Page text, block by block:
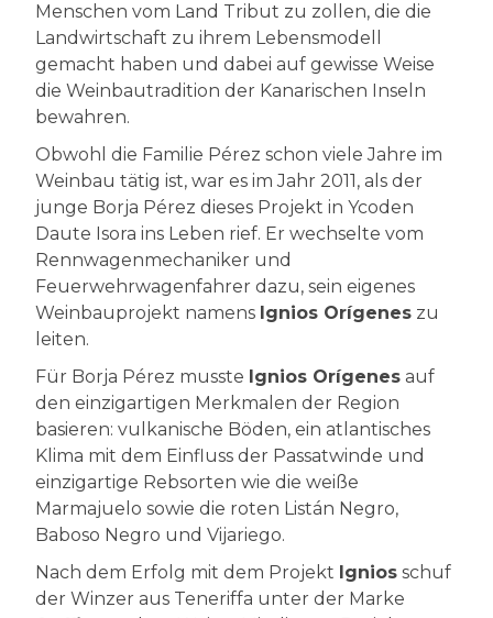
Menschen vom Land Tribut zu zollen, die die
Landwirtschaft zu ihrem Lebensmodell
gemacht haben und dabei auf gewisse Weise
die Weinbautradition der Kanarischen Inseln
bewahren.
Obwohl die Familie Pérez schon viele Jahre im
Weinbau tätig ist, war es im Jahr 2011, als der
junge Borja Pérez dieses Projekt in Ycoden
Daute Isora ins Leben rief. Er wechselte vom
Rennwagenmechaniker und
Feuerwehrwagenfahrer dazu, sein eigenes
Weinbauprojekt namens Ignios Orígenes zu
leiten.
Für Borja Pérez musste Ignios Orígenes auf
den einzigartigen Merkmalen der Region
basieren: vulkanische Böden, ein atlantisches
Klima mit dem Einfluss der Passatwinde und
einzigartige Rebsorten wie die weiße
Marmajuelo sowie die roten Listán Negro,
Baboso Negro und Vijariego.
Nach dem Erfolg mit dem Projekt Ignios schuf
der Winzer aus Teneriffa unter der Marke